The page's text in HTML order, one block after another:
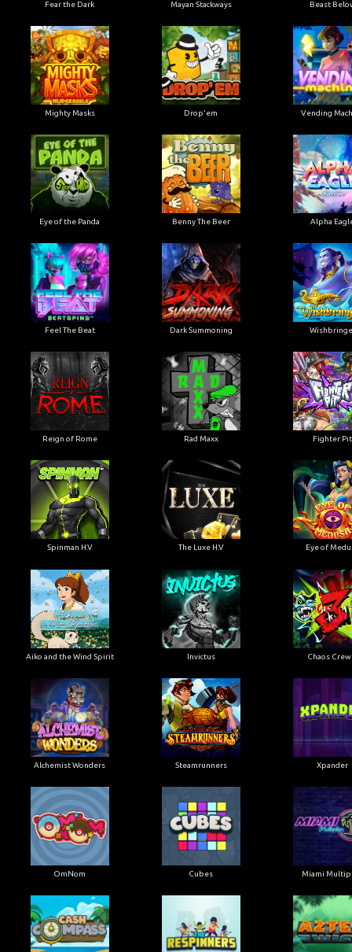
Fear the Dark Mayan Stackways Beast
Mighty Masks Drop'em Vending
Eye of the Panda Benny The Beer Alpha
Feel The Beat Dark Summoning
Reign of Rome Rad Maxx Fighter Pit
Spinman H.V The Luxe H.V Eye of
Aiko and the Wind Spirit Invictus Chaos
Alchemist Wonders Steamrunners Xpander
OmNom Cubes Miami